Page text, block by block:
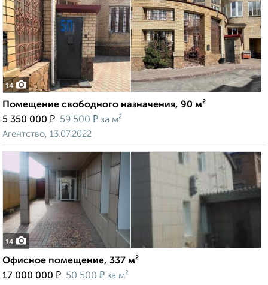
14
Помещение свободного назначения, 90 м²
5 350 000 ₽ 59 500 ₽ за м²
Агентство, 13.07.2022
14
Офисное помещение, 337 м²
17 000 000 ₽ 50 500 ₽ за м²